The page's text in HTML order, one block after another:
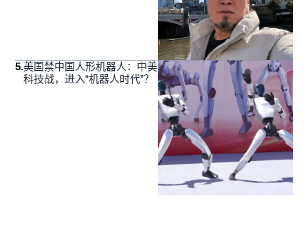
5.美国禁中国人形机器人：中美
科技战，进入“机器人时代”？